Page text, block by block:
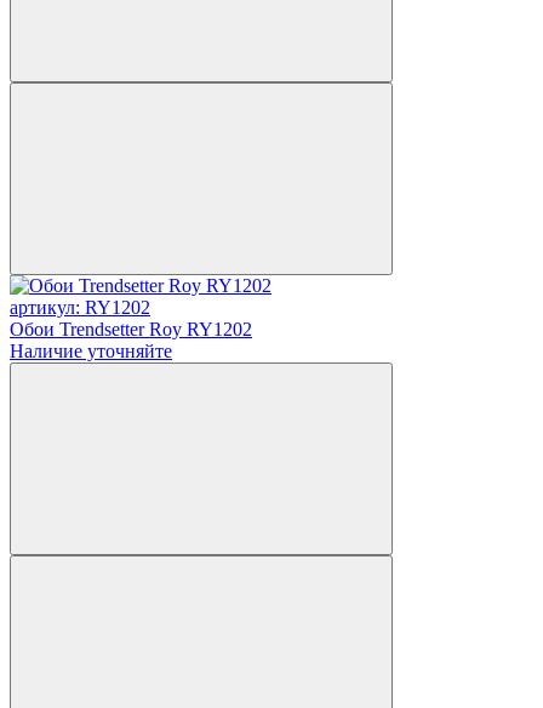
артикул: RY1202
Обои Trendsetter Roy RY1202
Наличие уточняйте